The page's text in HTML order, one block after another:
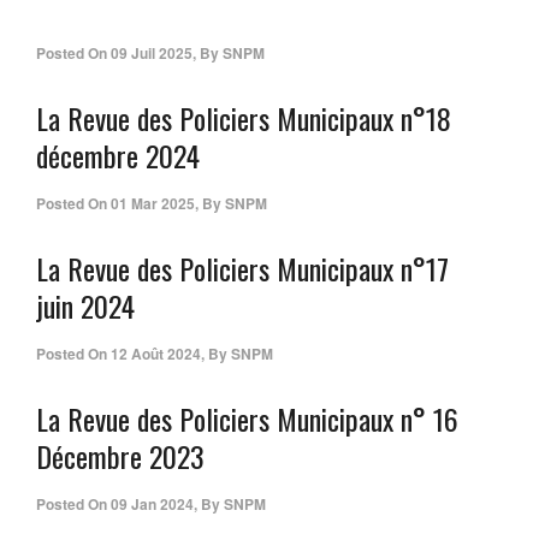
Posted On09 Juil 2025, BySNPM
La Revue des Policiers Municipaux n°18
décembre 2024
Posted On01 Mar 2025, BySNPM
La Revue des Policiers Municipaux n°17
juin 2024
Posted On 12 Août 2024, BySNPM
La Revue des Policiers Municipaux n° 16
Décembre 2023
Posted On09 Jan 2024, BySNPM